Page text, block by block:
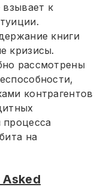
к
книги
кризисы.
рассмотрены
контрагентов
на